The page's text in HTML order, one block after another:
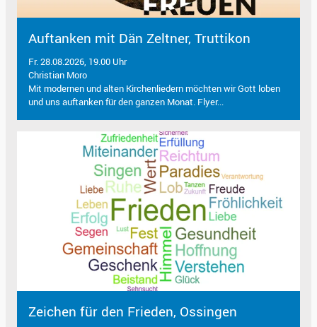
Auftanken mit Dän Zeltner, Truttikon
Fr. 28.08.2026, 19.00 Uhr
Christian Moro
Mit modernen und alten Kirchenliedern möchten wir Gott loben
und uns auftanken für den ganzen Monat. Flyer...
Zeichen für den Frieden, Ossingen